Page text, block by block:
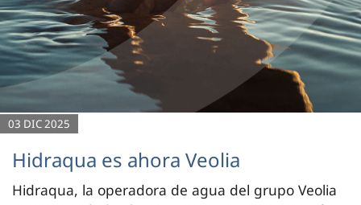
03 DIC 2025
Hidraqua es ahora Veolia
Hidraqua, la operadora de agua del grupo Veolia